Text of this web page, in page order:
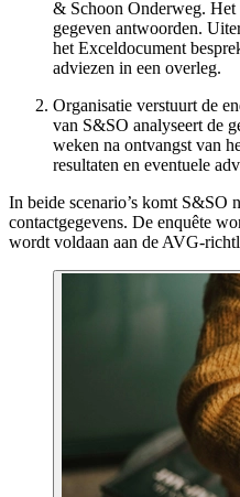
& Schoon Onderweg. Het
gegeven antwoorden.
het Exceldocument
adviezen in een overleg.
Organisatie verstuurt de
van S&SO analyseert de
weken na ontvangst van
resultaten en eventuele
In beide scenario’s komt S&SO
contactgegevens. De enquête
wordt voldaan aan de AVG-